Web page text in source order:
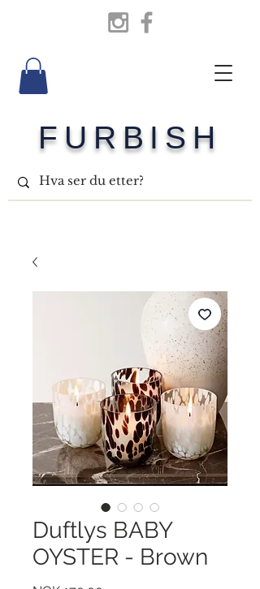
FURBISH
Duftlys BABY
OYSTER - Brown